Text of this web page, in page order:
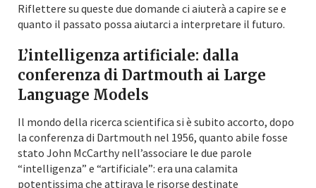
Riflettere su queste due domande ci aiuterà a capire se e
quanto il passato possa aiutarci a interpretare il futuro.
L’intelligenza artificiale: dalla
conferenza di Dartmouth ai Large
Language Models
Il mondo della ricerca scientifica si è subito accorto, dopo
la conferenza di Dartmouth nel 1956, quanto abile fosse
stato John McCarthy nell’associare le due parole
“intelligenza” e “artificiale”: era una calamita
potentissima che attirava le risorse destinate